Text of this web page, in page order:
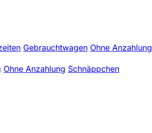
Gebrauchtwagen Ohne Anzahlung
Ohne Anzahlung Schnäppchen